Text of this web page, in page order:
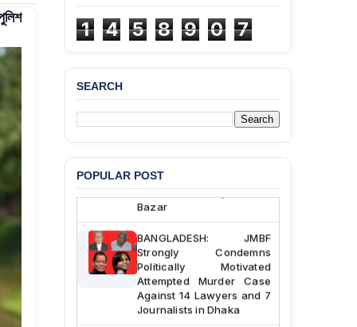
1 4 5 8 9 0 7
SEARCH
POPULAR POST
BANGLADESH ALERT:
JMBF Deeply Concerned
and Strongly Condemns
the Death of Durjoy
Chowdhury in Police
Custody at Chakaria
Police Station, Cox’s
Bazar
BANGLADESH: JMBF
Strongly Condemns
Politically Motivated
Attempted Murder Case
Against 14 Lawyers and 7
Journalists in Dhaka